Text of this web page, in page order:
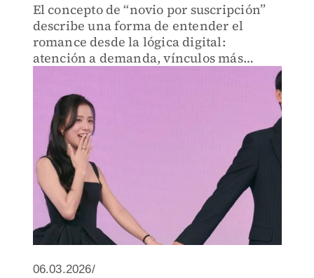
El concepto de “novio por suscripción”
describe una forma de entender el
romance desde la lógica digital:
atención a demanda, vínculos más
casi personalizada.
06.03.2026/